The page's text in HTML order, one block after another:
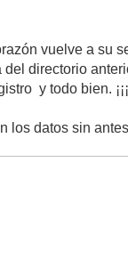
vuelve a su
directorio
y todo bien.
los datos sin